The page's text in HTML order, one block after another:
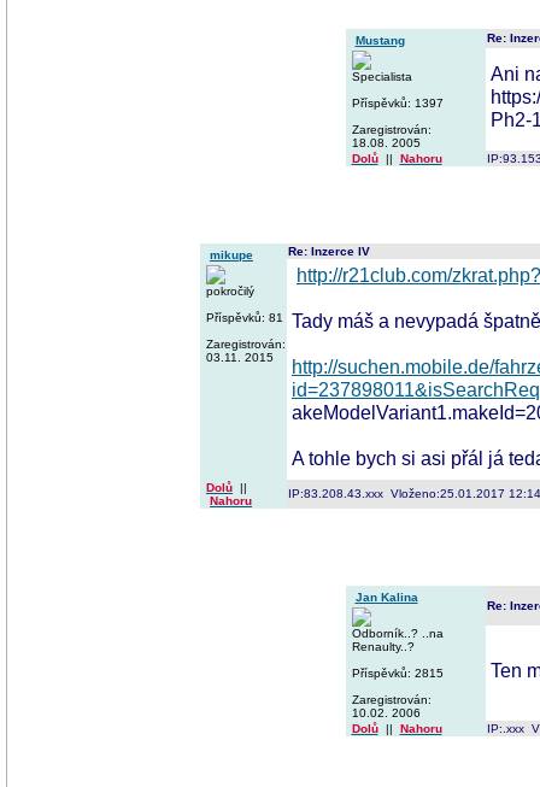
Mustang
Specialista
Příspěvků: 1397
Zaregistrován:
18.08. 2005
Re:
Ani
Ph2-
Dolů|| Nahoru
mikupe
pokročilý
Příspěvků: 81
Zaregistrován:
03.11. 2015
Re: Inzerce IV
http://r21club.com/
Tady máš a nevypadá
http://suchen.mobile.de/
A tohle bych si asi přál já
Dolů ||
Nahoru
IP:83.208.43.xxx Vloženo:25.01.2017
Jan Kalina
Odborník..? ..na
Renaulty..?
Příspěvků: 2815
Zaregistrován:
10.02. 2006
Re:
Ten
Dolů|| Nahoru IP:.xxx